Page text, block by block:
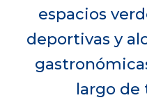
espacios
deportivas y
largo de